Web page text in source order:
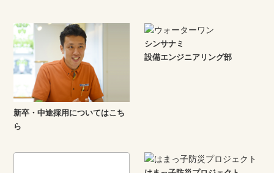
新卒・中途採用についてはこち
ら
シンサナミ
設備エンジニアリング部